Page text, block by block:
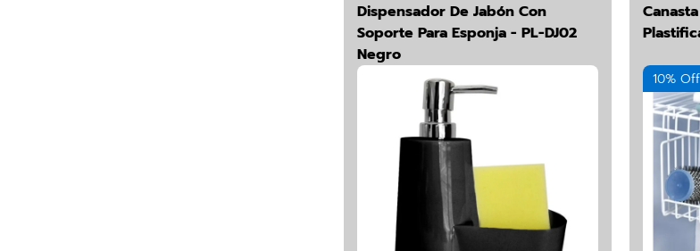
Dispensador De Jabón Con
Soporte Para Esponja - PL-DJ02
Negro
10% Off